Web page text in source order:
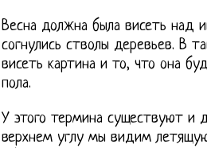
Весна должна была висеть над
согнулись стволы деревьев. В
висеть картина и то, что она
пола.
У этого термина существуют и
верхнем углу мы видим